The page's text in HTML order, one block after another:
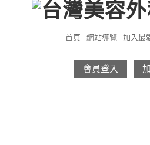
首頁 網站導覽 加入最
會員登入